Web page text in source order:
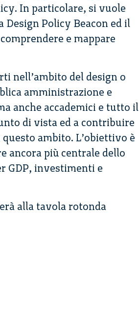
In particolare, si vuole
Policy Beacon ed il
e mappare
nell’ambito del design o
amministrazione e
anche accademici e tutto il
di vista ed a contribuire
ambito. L’obiettivo è
ancora più centrale dello
GDP, investimenti e
alla tavola rotonda